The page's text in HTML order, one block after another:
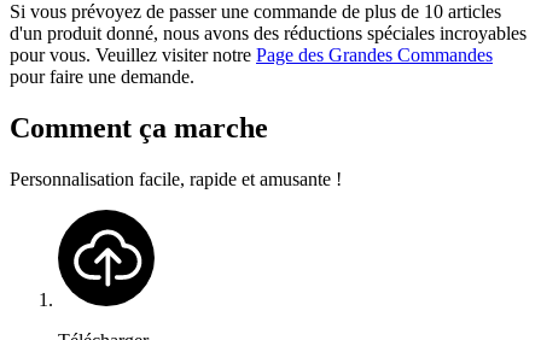
Si vous prévoyez de passer une commande de plus de 10 articles
d'un produit donné, nous avons des réductions spéciales incroyables
pour vous. Veuillez visiter notre Page des Grandes Commandes
pour faire une demande.
Comment ça marche
Personnalisation facile, rapide et amusante !